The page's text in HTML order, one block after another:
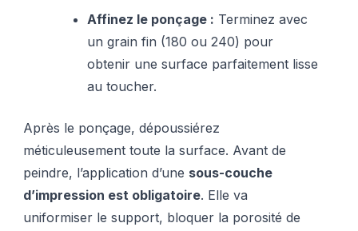
Affinez le ponçage : Terminez avec
un grain fin (180 ou 240) pour
obtenir une surface parfaitement lisse
au toucher.
Après le ponçage, dépoussiérez
méticuleusement toute la surface. Avant de
peindre, l’application d’une sous-couche
d’impression est obligatoire. Elle va
uniformiser le support, bloquer la porosité de